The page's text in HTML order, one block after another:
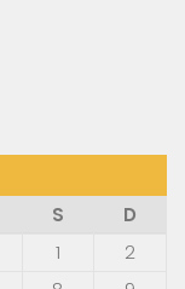
S
D
1
2